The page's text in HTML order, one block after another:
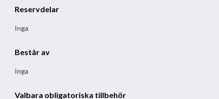
Reservdelar
Inga
Består av
Inga
Valbara obligatoriska tillbehör